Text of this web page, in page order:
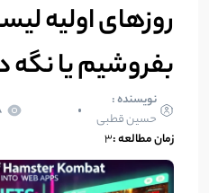
روزهای اولیه
بفروشیم یا نگه‌
نویسنده :
حسین قطبی
زمان مطالعه :3